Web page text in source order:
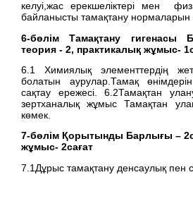
келуі,жас ерекшеліктері мен
байланысты тамақтану нормаларын
6-бөлім Тамақтану
теория - 2, практикалық жұмыс- 1
6.1 Химиялық элементтердің
болатын аурулар.Тамақ
сақтау ережесі. 6.2Тамақтан
зертханалық жұмыс Тамақтан
көмек.
7-бөлім Қорытынды Барлығы – 2
жұмыс- 2сағат
7.1Дұрыс тамақтану денсаулық пен